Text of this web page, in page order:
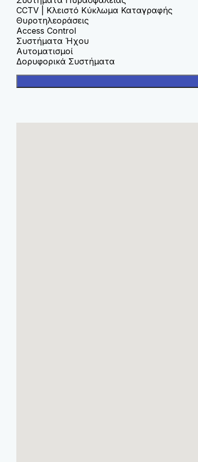
CCTV | Κλειστό Κύκλωμα Καταγραφής
Θυροτηλεοράσεις
Access Control
Συστήματα Ήχου
Αυτοματισμοί
Δορυφορικά Συστήματα